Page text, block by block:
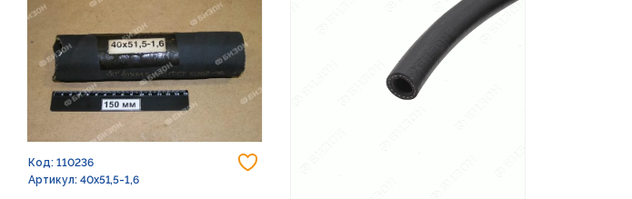
Код: 110236
Артикул: 40х51,5-1,6